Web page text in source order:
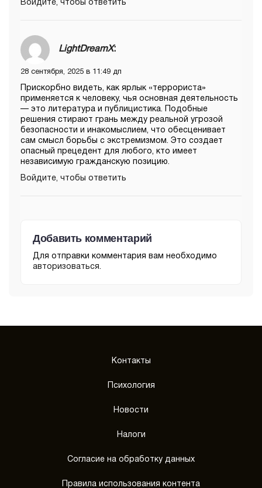
Войдите, чтобы ответить
LightDreamX:
28 сентября, 2025 в 11:49 дп
Прискорбно видеть, как ярлык «террориста»
применяется к человеку, чья основная деятельность
— это литература и публицистика. Подобные
решения стирают грань между реальной угрозой
безопасности и инакомыслием, что обесценивает
сам смысл борьбы с экстремизмом. Это создает
опасный прецедент для любого, кто имеет
независимую гражданскую позицию.
Войдите, чтобы ответить
Добавить комментарий
Для отправки комментария вам необходимо
авторизоваться.
Контакты
Психология
Новости
Налоги
Согласие на обработку данных
Правила использования контента